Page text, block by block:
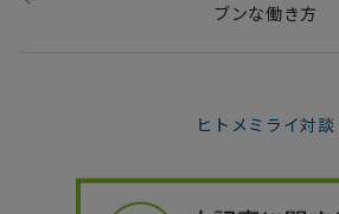
ブンな働き方
ヒトメミライ対談